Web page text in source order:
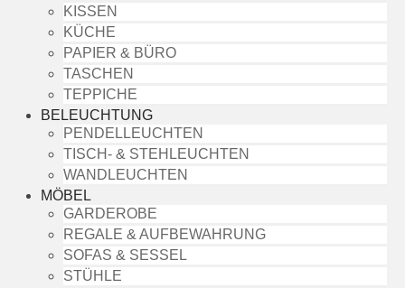
KISSEN
KÜCHE
PAPIER & BÜRO
TASCHEN
TEPPICHE
BELEUCHTUNG
PENDELLEUCHTEN
TISCH- & STEHLEUCHTEN
WANDLEUCHTEN
MÖBEL
GARDEROBE
REGALE & AUFBEWAHRUNG
SOFAS & SESSEL
STÜHLE